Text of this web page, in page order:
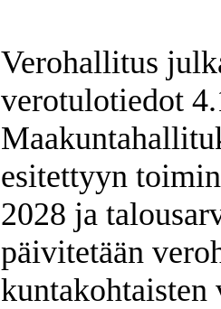
Verohallitus
verotulotiedot
esitettyyn
2028 ja
päivitetään
kuntakohtaisten